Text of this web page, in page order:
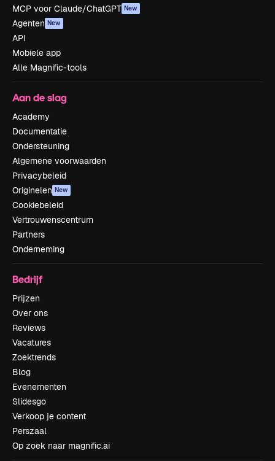
MCP voor Claude/ChatGPT New
Agenten New
API
Mobiele app
Alle Magnific-tools
Aan de slag
Academy
Documentatie
Ondersteuning
Algemene voorwaarden
Privacybeleid
Originelen New
Cookiebeleid
Vertrouwenscentrum
Partners
Onderneming
Bedrijf
Prijzen
Over ons
Reviews
Vacatures
Zoektrends
Blog
Evenementen
Slidesgo
Verkoop je content
Perszaal
Op zoek naar magnific.ai